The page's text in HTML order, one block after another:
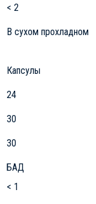
< 2
В сухом прохладном
Капсулы
24
30
30
БАД
< 1